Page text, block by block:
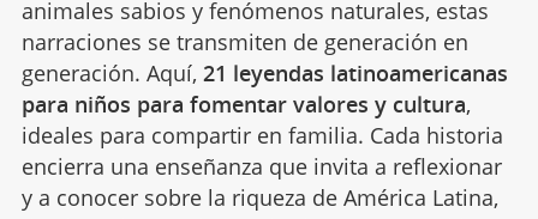
animales sabios y fenómenos naturales, estas
narraciones se transmiten de generación en
generación. Aquí, 21 leyendas latinoamericanas
para niños para fomentar valores y cultura,
ideales para compartir en familia. Cada historia
encierra una enseñanza que invita a reflexionar
y a conocer sobre la riqueza de América Latina,